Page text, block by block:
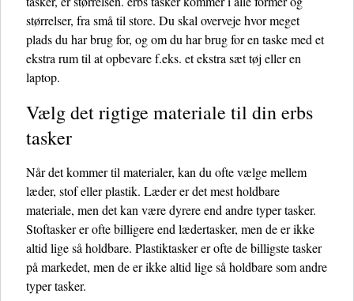
størrelser, fra små til store. Du skal overveje hvor meget
plads du har brug for, og om du har brug for en taske med et
ekstra rum til at opbevare f.eks. et ekstra sæt tøj eller en
laptop.
Vælg det rigtige materiale til din erbs
tasker
Når det kommer til materialer, kan du ofte vælge mellem
læder, stof eller plastik. Læder er det mest holdbare
materiale, men det kan være dyrere end andre typer tasker.
Stoftasker er ofte billigere end lædertasker, men de er ikke
altid lige så holdbare. Plastiktasker er ofte de billigste tasker
på markedet, men de er ikke altid lige så holdbare som andre
typer tasker.